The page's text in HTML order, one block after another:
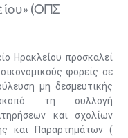
(ΟΠΣ
Ηρακλείου προσκαλεί
φορείς σε
μη δεσμευτικής
τη συλλογή
και σχολίων
και Παραρτημάτων (